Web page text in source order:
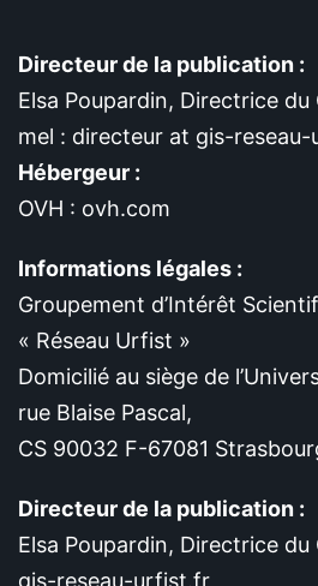
Directeur de la publication :
Elsa Poupardin, Directrice du
mel : directeur at gis-
Hébergeur :
OVH : ovh.com
Informations légales :
Groupement d’Intérêt
« Réseau Urfist »
Domicilié au siège de
rue Blaise Pascal,
CS 90032 F-67081
Directeur de la publication :
Elsa Poupardin, Directrice du
gis-reseau-urfist.fr